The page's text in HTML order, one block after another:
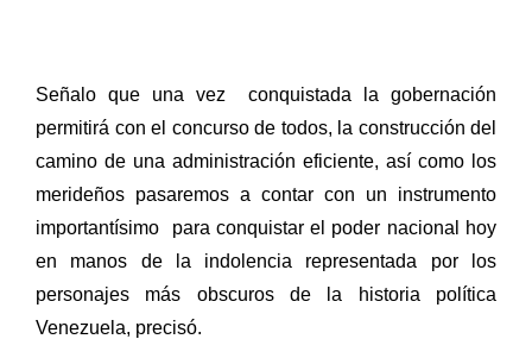
Señalo que una vez
conquistada la gobernación
permitirá con el concurso de todos, la construcción del
camino de una administración eficiente, así como los
merideños pasaremos a contar con un instrumento
importantísimo
para conquistar el poder nacional hoy
en manos de la indolencia representada por los
personajes más obscuros de la historia política
Venezuela, precisó.